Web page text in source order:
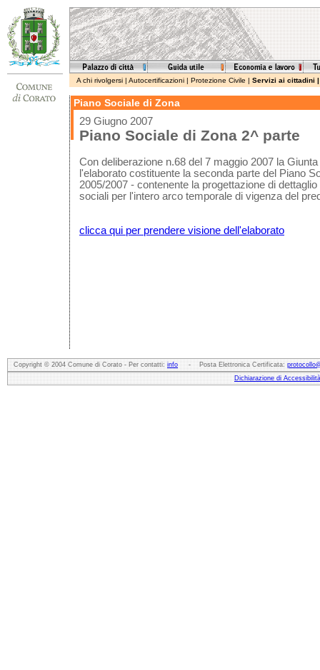
A chi rivolgersi | Autocertificazioni | Protezione Civile | Servizi ai cittadini
Piano Sociale di Zona
29 Giugno 2007
Piano Sociale di Zona 2^ parte
Con deliberazione n.68 del 7 maggio 2007 la
l'elaborato costituente la seconda parte del Piano
2005/2007 - contenente la progettazione di
sociali per l'intero arco temporale di vigenza del
clicca qui per prendere visione dell'elaborato
Copyright © 2004 Comune di Corato - Per contatti:info- Posta Elettronica Certificata:
Dichiarazione di Accessibilità